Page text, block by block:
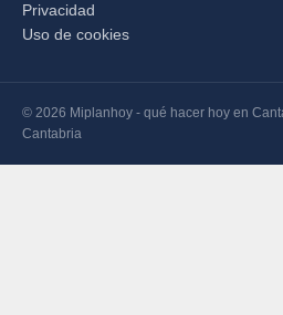
Privacidad
Uso de cookies
© 2026 Miplanhoy - qué hacer hoy en
Cantabria